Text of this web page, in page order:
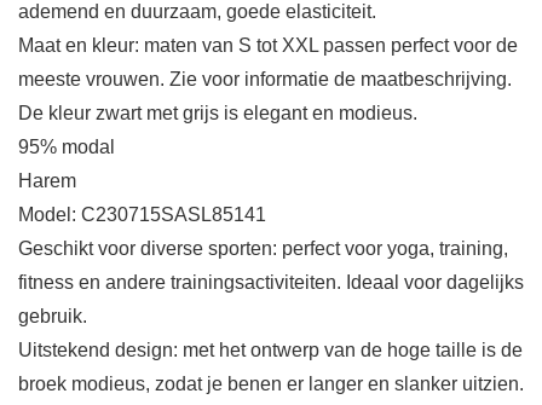
ademend en duurzaam, goede elasticiteit.
Maat en kleur: maten van S tot XXL passen perfect voor de
meeste vrouwen. Zie voor informatie de maatbeschrijving.
De kleur zwart met grijs is elegant en modieus.
95% modal
Harem
Model: C230715SASL85141
Geschikt voor diverse sporten: perfect voor yoga, training,
fitness en andere trainingsactiviteiten. Ideaal voor dagelijks
gebruik.
Uitstekend design: met het ontwerp van de hoge taille is de
broek modieus, zodat je benen er langer en slanker uitzien.